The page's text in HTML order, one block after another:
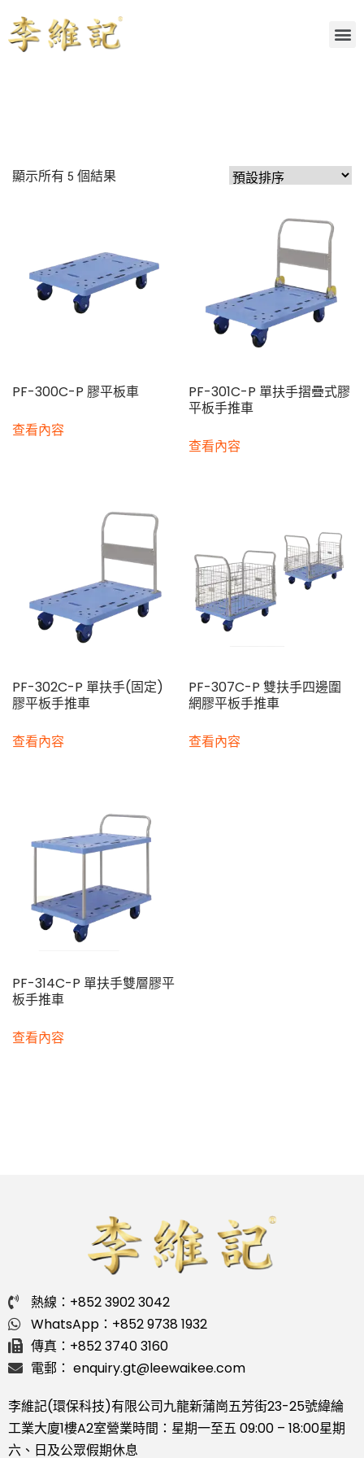
顯示所有 5 個結果
PF-300C-P 膠平板車
查看內容
PF-301C-P 單扶手摺疊式膠
平板手推車
查看內容
PF-302C-P 單扶手(固定)
膠平板手推車
查看內容
PF-307C-P 雙扶手四邊圍
網膠平板手推車
查看內容
PF-314C-P 單扶手雙層膠平
板手推車
查看內容
熱線：+852 3902 3042
WhatsApp：+852 9738 1932
傳真：+852 3740 3160
電郵： enquiry.gt@leewaikee.com
李維記(環保科技)有限公司九龍新蒲崗五芳街23-25號緯綸
工業大廈1樓A2室營業時間：星期一至五 09:00 – 18:00星期
六、日及公眾假期休息